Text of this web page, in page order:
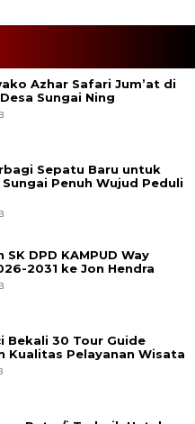
Azhar Safari Jum’at di
Sungai Ning
Sepatu Baru untuk
Sungai Penuh Wujud Peduli
DPD KAMPUD Way
2031 ke Jon Hendra
Bekali 30 Tour Guide
Kualitas Pelayanan Wisata